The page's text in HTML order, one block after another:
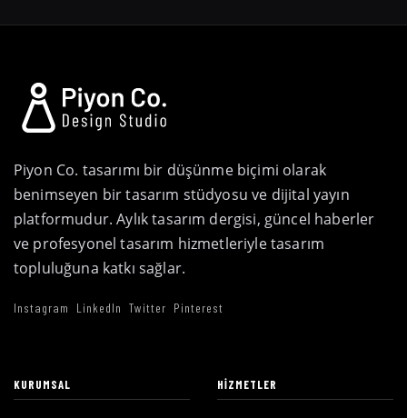
Piyon Co. tasarımı bir düşünme biçimi olarak
benimseyen bir tasarım stüdyosu ve dijital yayın
platformudur. Aylık tasarım dergisi, güncel haberler
ve profesyonel tasarım hizmetleriyle tasarım
topluluğuna katkı sağlar.
Instagram LinkedIn Twitter Pinterest
KURUMSAL HIZMETLER